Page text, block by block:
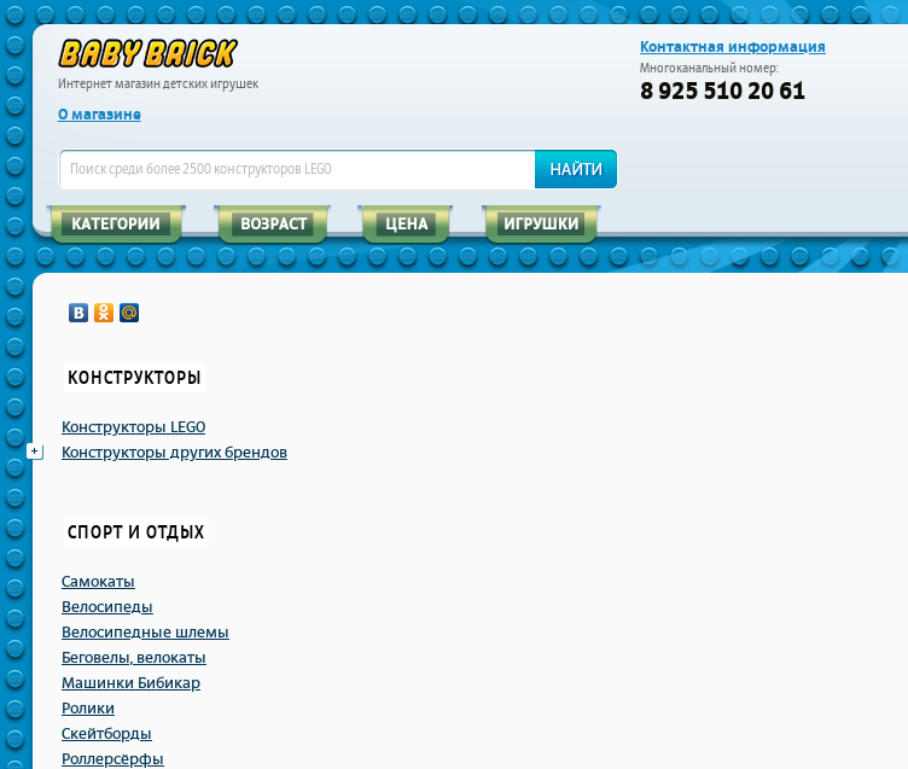
Интернет магазин детских игрушек
О магазине
Контактная информация
Многоканальный номер:
8 925 510 20 61
КОНСТРУКТОРЫ
Конструкторы LEGO
Конструкторы других брендов
СПОРТ И ОТДЫХ
Самокаты
Велосипеды
Велосипедные шлемы
Беговелы, велокаты
Машинки Бибикар
Ролики
Скейтборды
Роллерсёрфы